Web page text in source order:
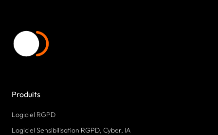
Produits
Logiciel RGPD
Logiciel Sensibilisation RGPD, Cyber, IA